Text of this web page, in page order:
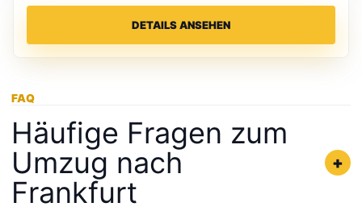
DETAILS ANSEHEN
FAQ
Häufige Fragen zum
Umzug nach
Frankfurt
+